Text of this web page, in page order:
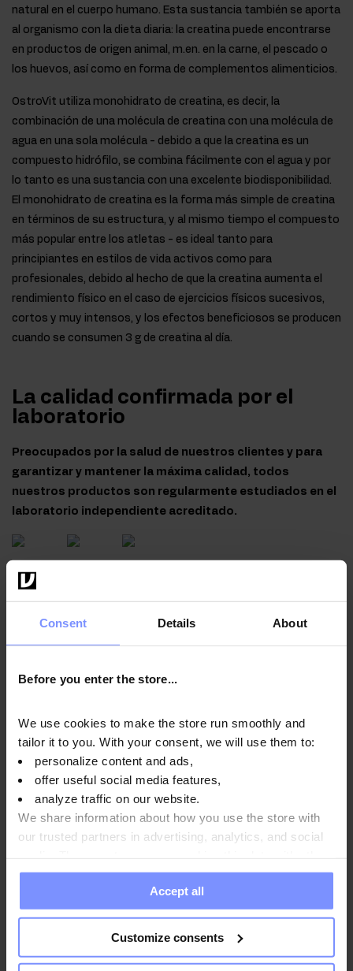
Consent Details About
Before you enter the store...
We use cookies to make the store run smoothly and
tailor it to you. With your consent, we will use them to:
personalize content and ads,
offer useful social media features,
analyze traffic on our website.
We share information about how you use the store with
our trusted partners in advertising, analytics, and social
information you have provided to them or that they have
collected when you use their services. Do you agree?
Accept all
Customize consents
natural en el cuerpo humano. Esta sustancia también se aporta
al organismo con la dieta diaria: la creatina puede encontrarse
en productos de origen animal, m.en. en la carne, el pescado o
los huevos, así como en forma de complementos alimenticios.
OstroVit utiliza monohidrato de creatina, es decir, la
combinación de una molécula de creatina con una molécula de
agua en una sola molécula - debido a que la creatina es un
compuesto hidrófilo, se combina fácilmente con el agua y por
lo tanto es una sustancia con una excelente biodisponibilidad.
El monohidrato de creatina es la forma más simple de creatina
en términos de su estructura, y al mismo tiempo el compuesto
más popular entre los atletas - es ideal tanto para
principiantes en estilos de vida activos como para
profesionales, debido al hecho de que la creatina aumenta el
rendimiento físico en el caso de ejercicios físicos sucesivos,
cortos y muy intensos, y los efectos beneficiosos se producen
cuando se consumen 3 g de creatina al día.
La calidad confirmada por el
laboratorio
Preocupados por la salud de nuestros clientes y para
garantizar y mantener la máxima calidad, todos
nuestros productos son regularmente estudiados en el
laboratorio independiente acreditado.
20.07.2026
OstroVit Creatina Monohidrato - La prueba de metales
pesados 17.07.2026
Instrucciones de uso
Información nutricional
Parámetros
Fabricante